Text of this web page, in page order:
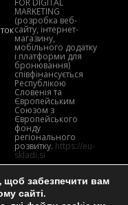
MARKETING
(розробка веб-
сайту, інтернет-
магазину,
мобільного додатку
і платформи для
бронювання)
співфінансується
Республікою
Словенія та
Європейським
Союзом з
Європейського
фонду
регіонального
розвитку. https://eu-
skladi.si
забезпечити вам
сайті.